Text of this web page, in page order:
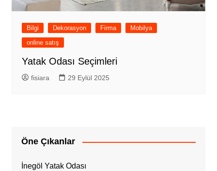
Bilgi Dekorasyon Firma
Mobilya
online satış
Yatak Odası Seçimleri
fisiara 29 Eylül 2025
Öne Çıkanlar
İnegöl Yatak Odası